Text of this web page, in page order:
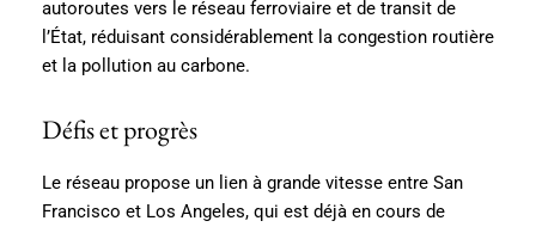
autoroutes vers le réseau ferroviaire et de transit de
l’État, réduisant considérablement la congestion routière
et la pollution au carbone.
Défis et progrès
Le réseau propose un lien à grande vitesse entre San
Francisco et Los Angeles, qui est déjà en cours de